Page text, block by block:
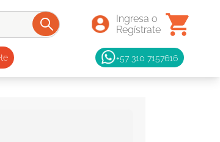
+57 310 7157616